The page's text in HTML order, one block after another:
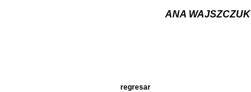
ANA WAJSZCZUK
regresar